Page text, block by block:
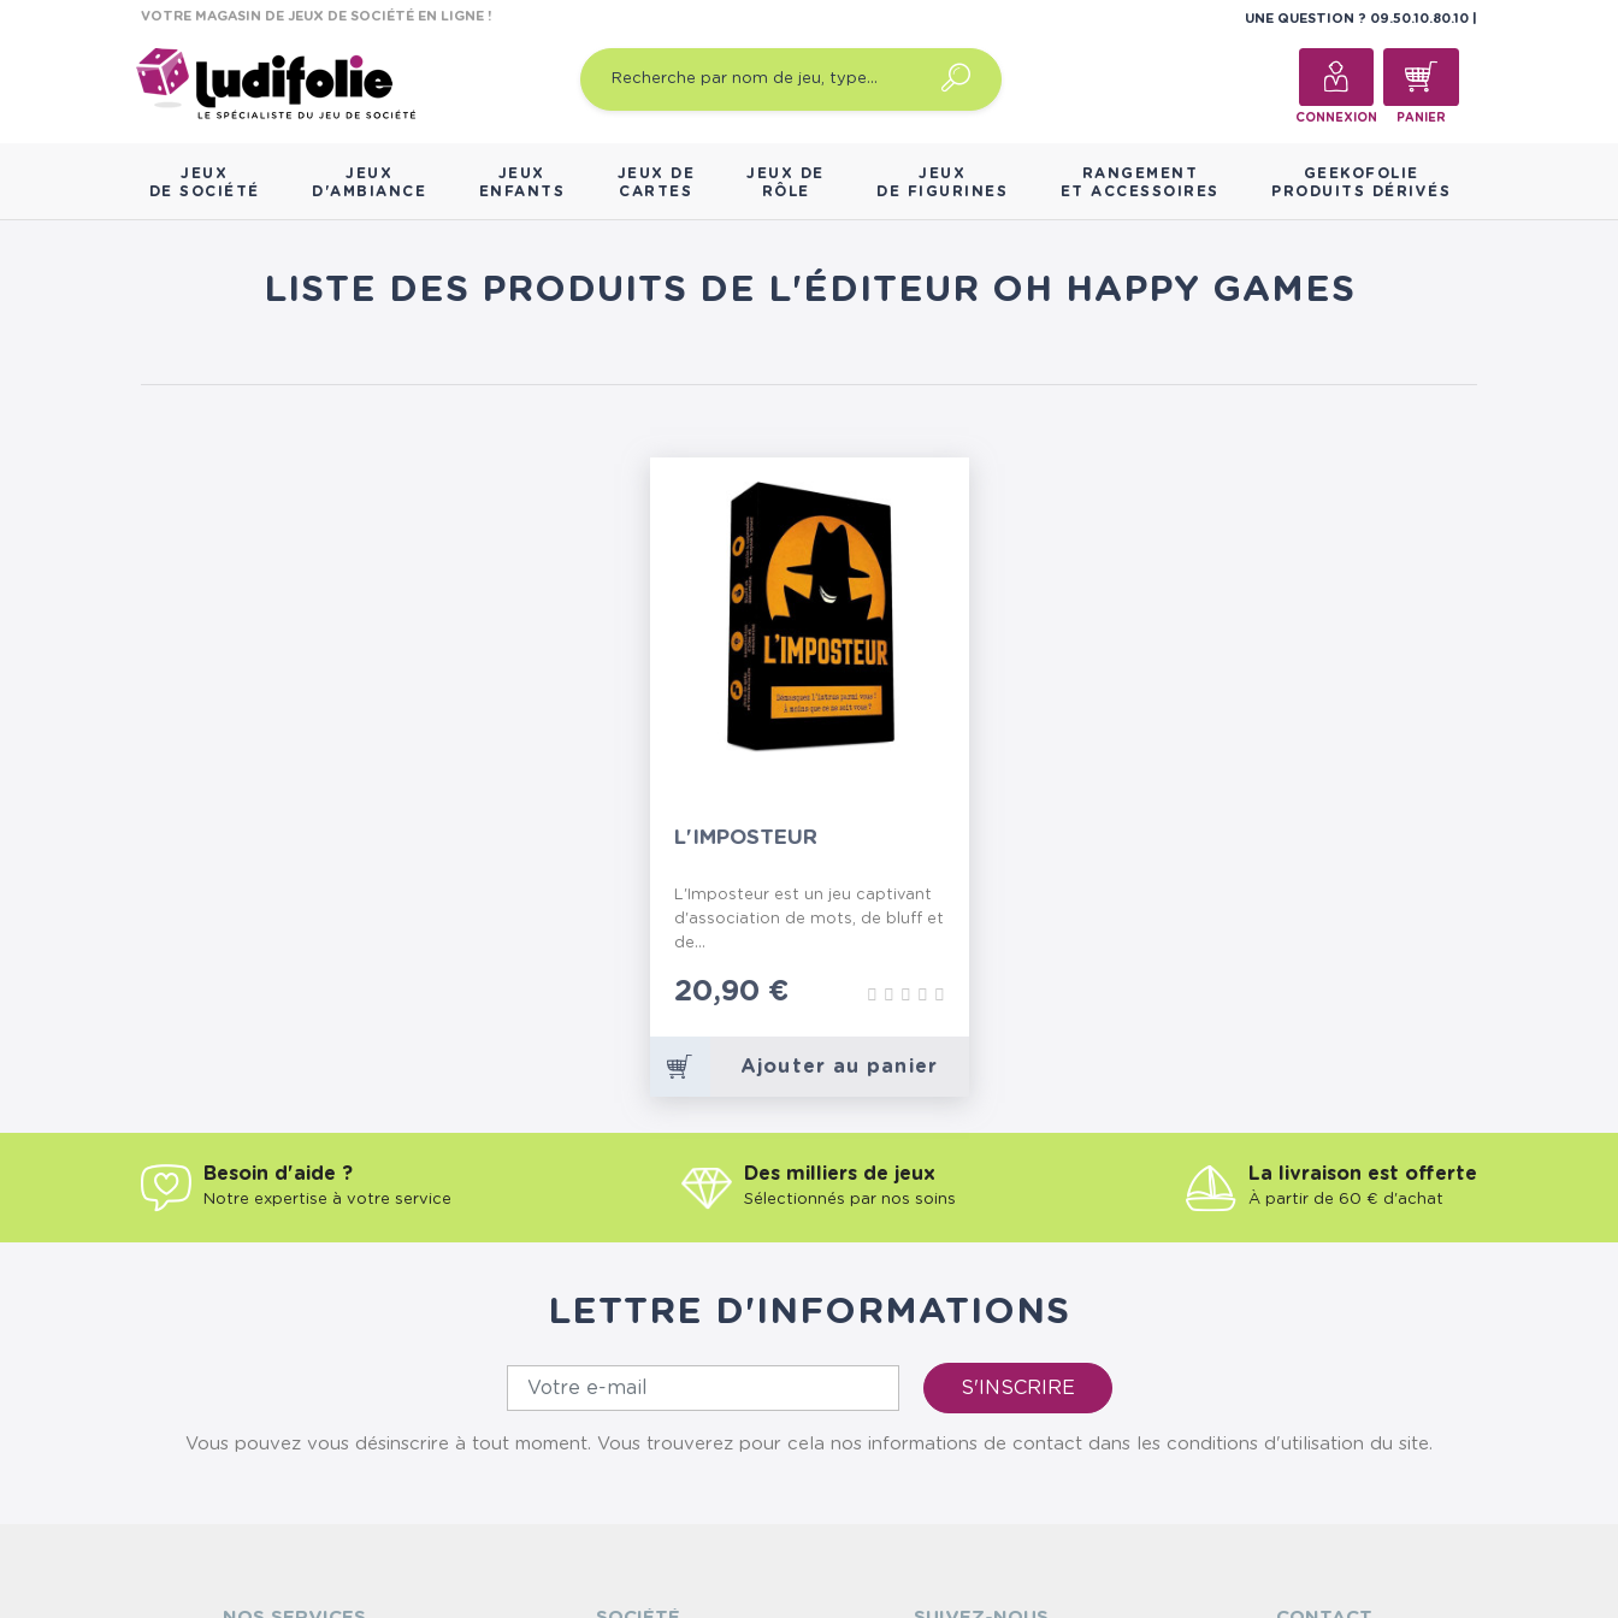
VOTRE MAGASIN DE JEUX DE SOCIÉTÉ EN LIGNE ! UNE QUESTION ? 09.50.10.80.10
CONNEXION PANIER
JEUX
DE SOCIÉTÉ
JEUX
D'AMBIANCE
JEUX
ENFANTS
JEUX DE
CARTES
JEUX DE
RÔLE
JEUX
DE FIGURINES
RANGEMENT
ET ACCESSOIRES
GEEKOFOLIE
PRODUITS DÉRIVÉS
LISTE DES PRODUITS DE L'ÉDITEUR OH HAPPY GAMES
L'IMPOSTEUR
L'Imposteur est un jeu captivant
d'association de mots, de bluff et
de...
Prix
20,90 €
Ajouter au panier
Besoin d'aide ?
Notre expertise à votre service
Des milliers de jeux
Sélectionnés par nos soins
La livraison est offerte
À partir de 60 € d'achat
LETTRE D'INFORMATIONS
Vous pouvez vous désinscrire à tout moment. Vous trouverez pour cela nos informations de contact dans les conditions d'utilisation du site.